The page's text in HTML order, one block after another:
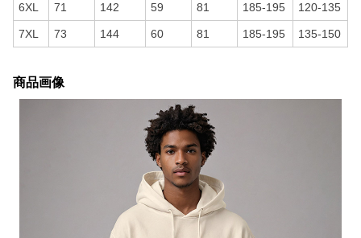
6XL 71 142 59 81 185-195 120-135
7XL 73 144 60 81 185-195 135-150
商品画像